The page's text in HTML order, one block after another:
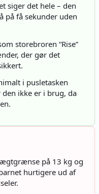
siger det hele – den
på få sekunder uden
storebroren “Rise”
der gør det
i pusletasken
ikke er i brug, da
på 13 kg og
hurtigere ud af